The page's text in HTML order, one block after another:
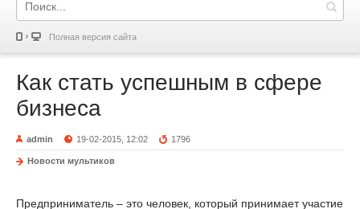
Полная версия сайта
Как стать успешным в сфере
бизнеса
admin 19-02-2015, 12:02 1796
Новости мультиков
Предприниматель – это человек, который принимает участие